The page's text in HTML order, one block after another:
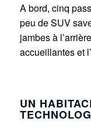
A bord, cinq
peu de SUV
jambes à
accueillantes et
UN